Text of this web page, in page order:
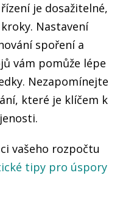
je dosažitelné,
Nastavení
spoření a
vám pomůže lépe
Nezapomínejte
které je klíčem k
vašeho rozpočtu
tipy pro úspory